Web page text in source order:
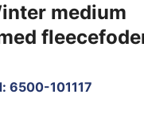
medium
: 6500-101117